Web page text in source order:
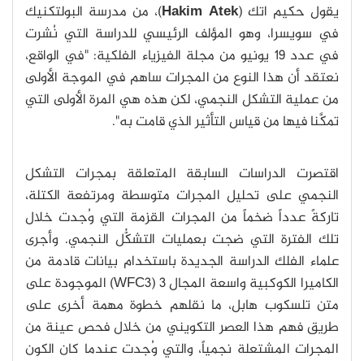
يقول حكيم اتك (Hakim Atek)، من مدرسة البولتكنيك
في سويسرا، وهو المؤلف الرئيسي للدراسة التي نُشرت
في عدد 19 يونيو من مجلة الفيزياء الفلكية: "في الواقع،
نعتقد أن هذا النوع من المجرات ساهم في الموجة الأولى
من عملية التشكل النجمي، لكن هذه هي المرة الأولى التي
تمكَّنا فيها من قياس التأثير الذي قامت به".
اقتصرت الدراسات السابقة المتعلقة بمجرات التشكل
النجمي على تحليل المجرات متوسطة ومرتفعة الكتلة،
تاركةً عدداً ضخماً من المجرات القزمة التي وُجدت خلال
تلك الفترة التي ضجت بعمليات التشكُّل النجمي. وأجرى
علماء الفلك الدراسة الجديدة باستخدام بيانات قادمة من
الكاميرا الكوكبية واسعة المجال 3 (WFC3) الموجودة على
متن تلسكوب هابل، ما نقلهم خطوة مهمة أخرى على
طريق فهم هذا العصر التكويني من خلال فحص عينة من
المجرات المشتعلة نجمياً، والتي وُجدت عندما كان الكون